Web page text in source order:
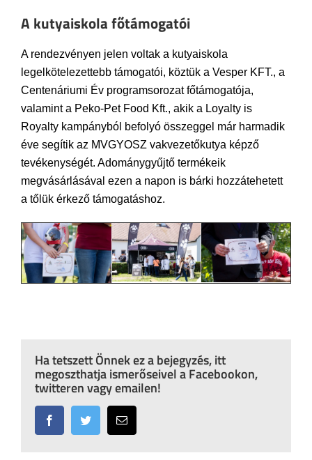
A kutyaiskola főtámogatói
A rendezvényen jelen voltak a kutyaiskola
legelkötelezettebb támogatói, köztük a Vesper KFT., a
Centenáriumi Év programsorozat főtámogatója,
valamint a Peko-Pet Food Kft., akik a Loyalty is
Royalty kampányból befolyó összeggel már harmadik
éve segítik az MVGYOSZ vakvezetőkutya képző
tevékenységét. Adománygyűjtő termékeik
megvásárlásával ezen a napon is bárki hozzátehetett
a tőlük érkező támogatáshoz.
Ha tetszett Önnek ez a bejegyzés, itt
megoszthatja ismerőseivel a Facebookon,
twitteren vagy emailen!
FacebookTwitter Email: